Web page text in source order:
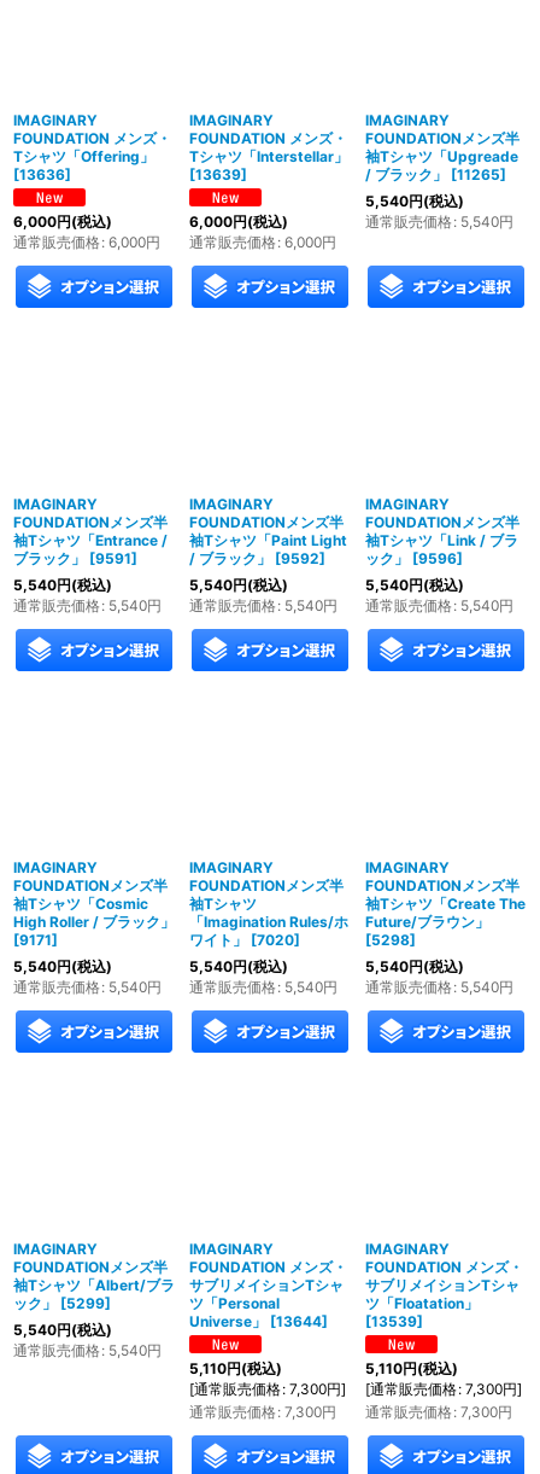
IMAGINARY
FOUNDATION メンズ・
Tシャツ「Offering」
[13636]
6,000円(税込)
通常販売価格: 6,000円
IMAGINARY
FOUNDATION メンズ・
Tシャツ「Interstellar」
[13639]
6,000円(税込)
通常販売価格: 6,000円
IMAGINARY
FOUNDATIONメンズ半
袖Tシャツ「Upgreade
/ ブラック」
[11265]
5,540円(税込)
通常販売価格: 5,540円
IMAGINARY
FOUNDATIONメンズ半
袖Tシャツ「Entrance /
ブラック」
[9591]
5,540円(税込)
通常販売価格: 5,540円
IMAGINARY
FOUNDATIONメンズ半
袖Tシャツ「Paint Light
/ ブラック」
[9592]
5,540円(税込)
通常販売価格: 5,540円
IMAGINARY
FOUNDATIONメンズ半
袖Tシャツ「Link / ブラ
ック」
[9596]
5,540円(税込)
通常販売価格: 5,540円
IMAGINARY
FOUNDATIONメンズ半
袖Tシャツ「Cosmic
High Roller / ブラック」
[9171]
5,540円(税込)
通常販売価格: 5,540円
IMAGINARY
FOUNDATIONメンズ半
袖Tシャツ
「Imagination Rules/ホ
ワイト」
[7020]
5,540円(税込)
通常販売価格: 5,540円
IMAGINARY
FOUNDATIONメンズ半
袖Tシャツ「Create The
Future/ブラウン」
[5298]
5,540円(税込)
通常販売価格: 5,540円
IMAGINARY
FOUNDATIONメンズ半
袖Tシャツ「Albert/ブラ
ック」
[5299]
5,540円(税込)
通常販売価格: 5,540円
IMAGINARY
FOUNDATION メンズ・
サブリメイションTシャ
ツ「Personal
Universe」
[13644]
5,110円(税込)
[通常販売価格: 7,300円]
通常販売価格: 7,300円
IMAGINARY
FOUNDATION メンズ・
サブリメイションTシャ
ツ「Floatation」
[13539]
5,110円(税込)
[通常販売価格: 7,300円]
通常販売価格: 7,300円